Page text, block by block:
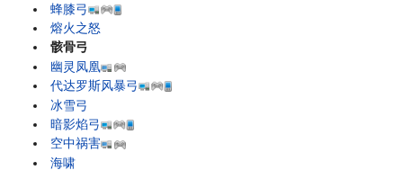
蜂膝弓
熔火之怒
骸骨弓
幽灵凤凰
代达罗斯风暴弓
冰雪弓
暗影焰弓
空中祸害
海啸